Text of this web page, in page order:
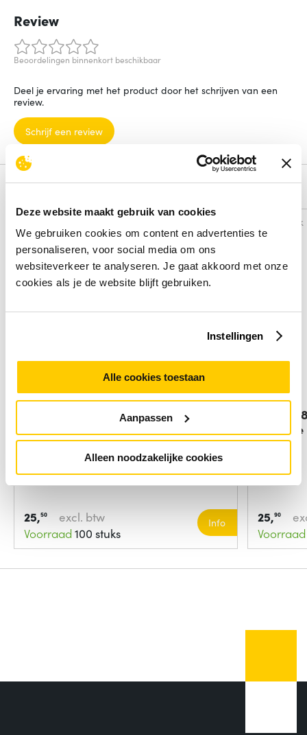
Deze website maakt gebruik van cookies
We gebruiken cookies om content en advertenties te
personaliseren, voor social media om ons
websiteverkeer te analyseren. Je gaat akkoord met onze
cookies als je de website blijft gebruiken.
Instellingen
Alle cookies toestaan
Aanpassen
Alleen noodzakelijke cookies
Review
Beoordelingen binnenkort beschikbaar
Deel je ervaring met het product door het schrijven van een
review.
Schrijf een review
Kobo N257-AC-BK-U-PL
afstandsbediening
25,50
excl. btw
Voorraad 100 stuks
Info
Vergelijk
Sony
Digitale
25,90
Voorraad